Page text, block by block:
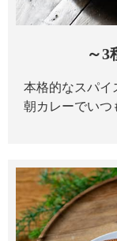
～3
本格的なスパイ
朝カレーでいつ